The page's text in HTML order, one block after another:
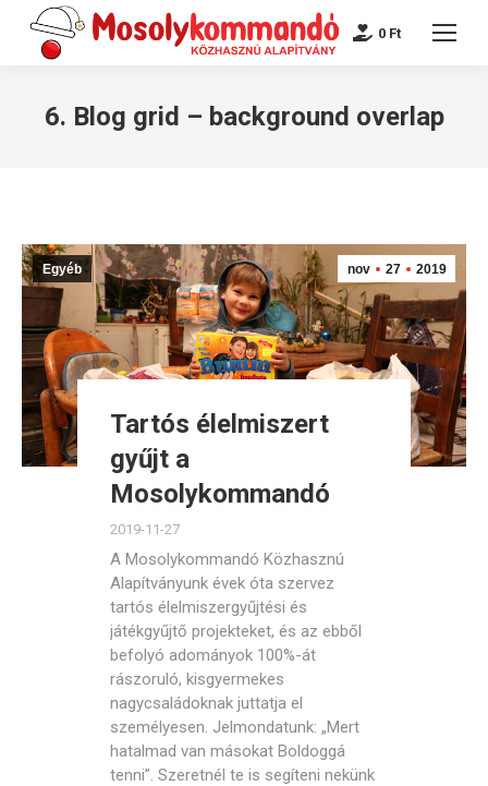
0 Ft
6. Blog grid – background overlap
nov 27 2019
Egyéb
Tartós élelmiszert
gyűjt a
Mosolykommandó
2019-11-27
A Mosolykommandó Közhasznú
Alapítványunk évek óta szervez
tartós élelmiszergyűjtési és
játékgyűjtő projekteket, és az ebből
befolyó adományok 100%-át
rászoruló, kisgyermekes
nagycsaládoknak juttatja el
személyesen. Jelmondatunk: „Mert
hatalmad van másokat Boldoggá
tenni”. Szeretnél te is segíteni nekünk